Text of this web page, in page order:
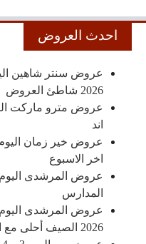
احدث العروض
2026 شاطئ العروض
اند
اخر الاسبوع
المدارس
2026 الصيف أحلى مع المرشدى